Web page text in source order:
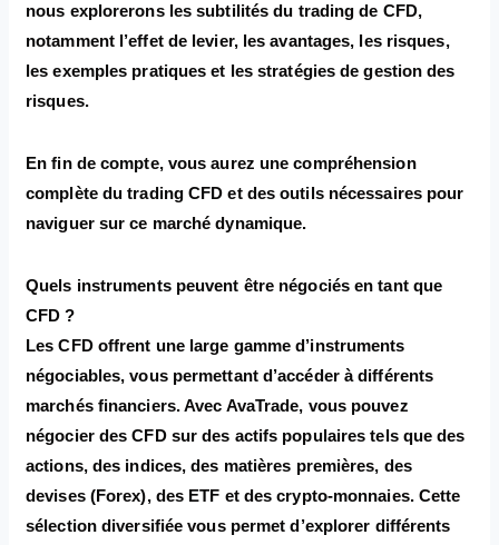
nous explorerons les subtilités du trading de CFD,
notamment l’effet de levier, les avantages, les risques,
les exemples pratiques et les stratégies de gestion des
risques.
En fin de compte, vous aurez une compréhension
complète du trading CFD et des outils nécessaires pour
naviguer sur ce marché dynamique.
Quels instruments peuvent être négociés en tant que
CFD ?
Les CFD offrent une large gamme d’instruments
négociables, vous permettant d’accéder à différents
marchés financiers. Avec AvaTrade, vous pouvez
négocier des CFD sur des actifs populaires tels que des
actions, des indices, des matières premières, des
devises (Forex), des ETF et des crypto-monnaies. Cette
sélection diversifiée vous permet d’explorer différents